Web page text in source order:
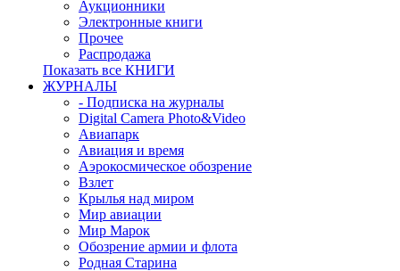
Аукционники
Электронные книги
Прочее
Распродажа
Показать все КНИГИ
ЖУРНАЛЫ
- Подписка на журналы
Digital Camera Photo&Video
Авиапарк
Авиация и время
Аэрокосмическое обозрение
Взлет
Крылья над миром
Мир авиации
Мир Марок
Обозрение армии и флота
Родная Старина